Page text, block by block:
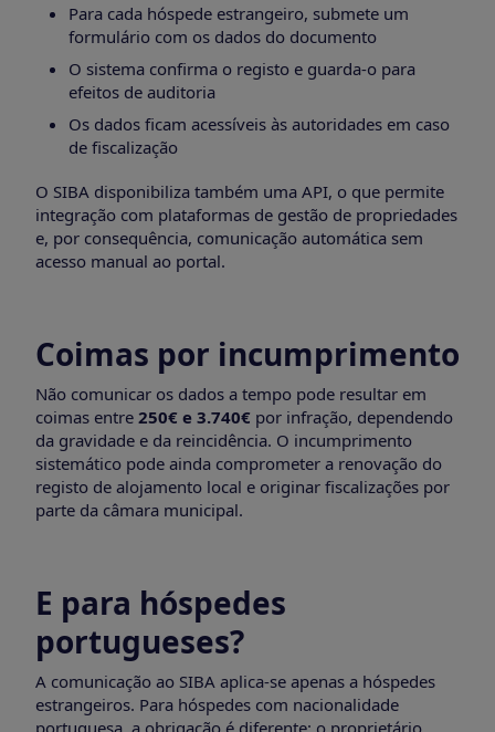
Para cada hóspede estrangeiro, submete um
formulário com os dados do documento
O sistema confirma o registo e guarda-o para
efeitos de auditoria
Os dados ficam acessíveis às autoridades em caso
de fiscalização
O SIBA disponibiliza também uma API, o que permite
integração com plataformas de gestão de propriedades
e, por consequência, comunicação automática sem
acesso manual ao portal.
Coimas por incumprimento
Não comunicar os dados a tempo pode resultar em
coimas entre 250€ e 3.740€ por infração, dependendo
da gravidade e da reincidência. O incumprimento
sistemático pode ainda comprometer a renovação do
registo de alojamento local e originar fiscalizações por
parte da câmara municipal.
E para hóspedes
portugueses?
A comunicação ao SIBA aplica-se apenas a hóspedes
estrangeiros. Para hóspedes com nacionalidade
portuguesa, a obrigação é diferente: o proprietário